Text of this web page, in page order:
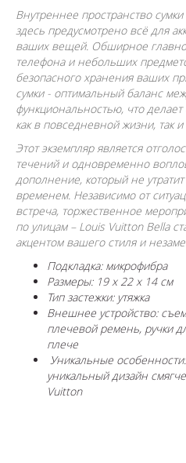
Внутреннее пространство
здесь предусмотрено всё для
ваших вещей. Обширное
телефона и небольших
безопасного хранения ваших
сумки - оптимальный баланс
функциональностью, что
как в повседневной жизни, так
Этот экземпляр является
течений и одновременно
дополнение, который не
временем. Независимо от
встреча, торжественное
по улицам – Louis Vuitton Bella
акцентом вашего стиля и
Подкладка: микрофибра
Размеры: 19 x 22 x 14 см
Тип застежки: утяжка
Внешнее устройство:
плечевой ремень, ручки
плече
Уникальные
уникальный дизайн
Vuitton